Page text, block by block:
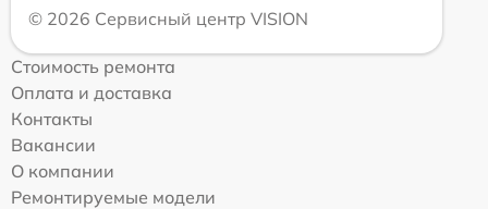
© 2026 Сервисный центр VISION
Стоимость ремонта
Оплата и доставка
Контакты
Вакансии
О компании
Ремонтируемые модели